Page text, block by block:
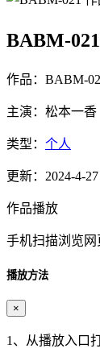
BABM-
作品：BABM-
主演：松本一香
类型： 个人
更新：2024-4-27
作品播放
手机扫描浏览网
播放方法
×
1、从播放入口